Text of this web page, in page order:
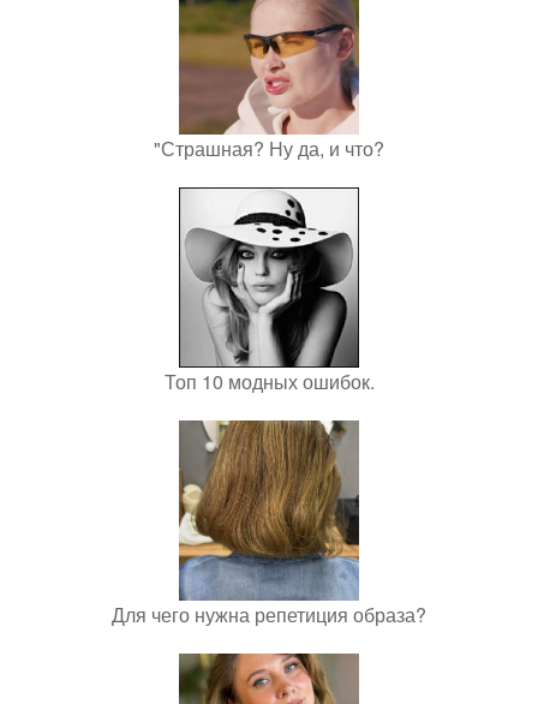
"Страшная? Ну да, и что?
Топ 10 модных ошибок.
Для чего нужна репетиция образа?